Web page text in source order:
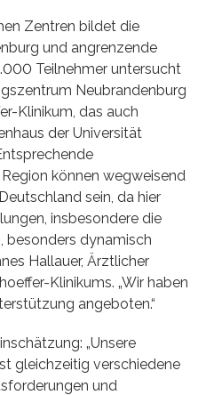
Zentren bildet die
und angrenzende
Teilnehmer untersucht
Neubrandenburg
Klinikum, das auch
der Universität
können wegweisend
sein, da hier
insbesondere die
besonders dynamisch
Hallauer, Ärztlicher
Klinikums. „Wir haben
angeboten.“
„Unsere
gleichzeitig verschiedene
und